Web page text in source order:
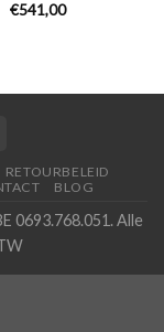
€541,00
RETOURBELEID
BLOG
0693.768.051. Alle